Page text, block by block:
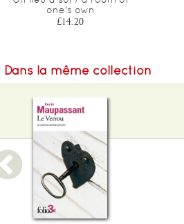
one's own
£14.20
Dans la même collection